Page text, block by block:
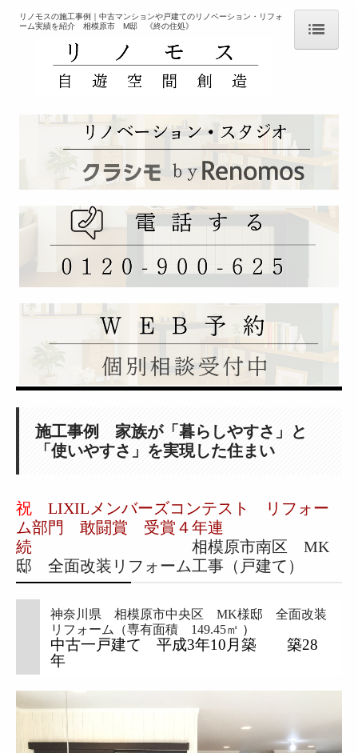
ＨＯＭＥ
会社案内
「クラシモ」 サービスとは
リノベ向き 物件紹介【不動産情報】
リノベーションの相談【設計デザイン施工】
ひとり暮らしのリノベ
子育て世帯向けリノべ
終の住処リノベ
リノベーションを知る
リノベーションとリフォームの違いとは？
リノベーションのメリットと未来
リノベーション＆リフォームの流れ
無料セミナー＆イベント情報
お問合せ｜リノベーション・リフォーム・不動産のご相談
株式会社リノモスWEB予約
リノモスの施工事例
施工事例 （東京都 MO邸）
施工事例 （茅ヶ崎市 H邸）
施工事例 （藤沢市 S邸）
施工事例 （相模原市南区 N邸）
リノモスの施工事例｜中古マンションや戸建てのリノベーション・リフォ
ーム実績を紹介 相模原市 M邸 《終の住処》
施工事例 家族が「暮らしやすさ」と
「使いやすさ」を実現した住まい
祝
LIXILメンバーズコンテスト リフォー
ム部門 敢闘賞 受賞４年連
続 相模原市南区 MK
邸 全面改装リフォーム工事（戸建て）
神奈川県 相模原市中央区 MK様邸 全面改装
リフォーム（専有面積 149.45㎡ ）
中古一戸建て 平成3年10 月築 築28
年